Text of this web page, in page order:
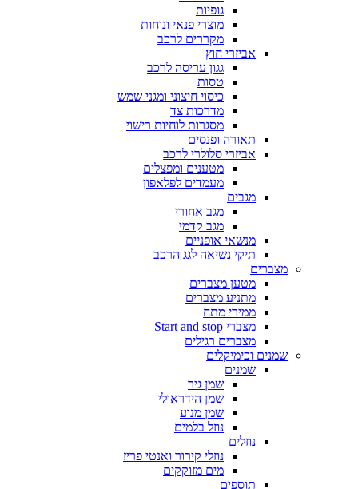
גופיות
מוצרי פנאי ונוחות
מקררים לרכב
אביזרי חוץ
גגון עריסה לרכב
טסות
כיסוי חיצוני ומגני שמש
מדרכות צד
מסגרות לוחיות רישוי
תאורה ופנסים
אביזרי סלולרי לרכב
מטענים ומפצלים
מעמדים לפלאפון
מגבים
מגב אחורי
מגב קדמי
מנשאי אופניים
תיקי נשיאה לגג הרכב
מצברים
מטען מצברים
מתניע מצברים
ממירי מתח
מצברי Start and stop
מצברים רגילים
שמנים וכימיקלים
שמנים
שמן גיר
שמן הידראולי
שמן מנוע
נוזל בלמים
נוזלים
נוזלי קירור ואנטי פריז
מים מזוקקים
תוספים